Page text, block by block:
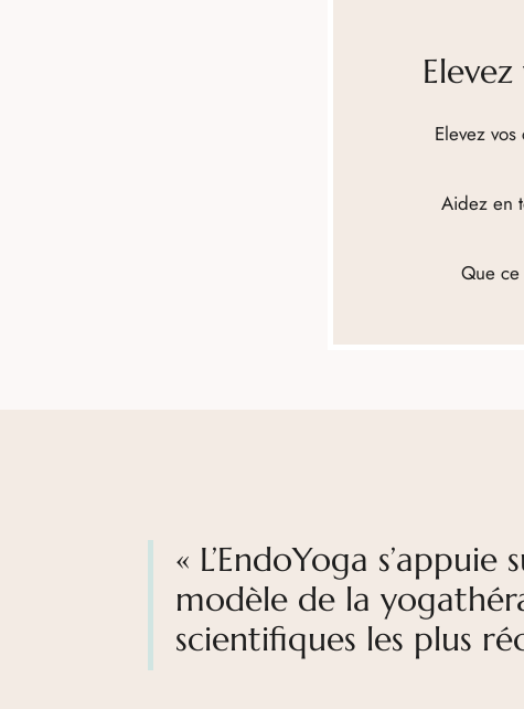
Elevez
Aidez en
Que
« L’EndoYoga
modèle de la
scientifiques les plus